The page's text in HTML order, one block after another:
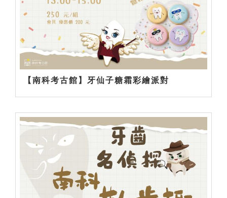
【南科考古館】牙仙子糖霜彩繪派對